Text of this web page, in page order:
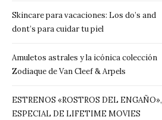
Skincare para vacaciones: Los do’s and
dont’s para cuidar tu piel
Amuletos astrales y la icónica colección
Zodiaque de Van Cleef & Arpels
ESTRENOS «ROSTROS DEL ENGAÑO»,
ESPECIAL DE LIFETIME MOVIES